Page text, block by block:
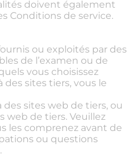
doivent également
Conditions de service.
ou exploités par des
de l’examen ou de
vous choisissez
des sites tiers, vous le
sites web de tiers, ou
web de tiers. Veuillez
les comprenez avant de
ou questions